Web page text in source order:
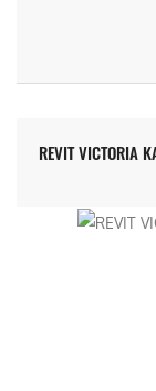
REVIT VICTORIA